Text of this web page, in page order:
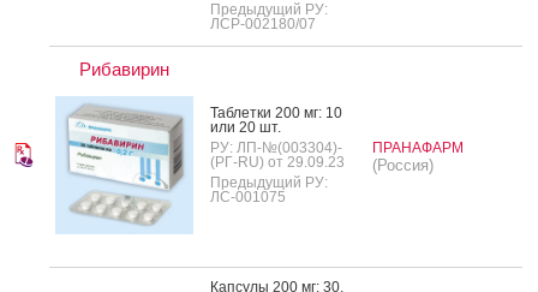
Предыдущий РУ:
ЛСР-002180/07
Рибавирин
Таб­летки 200 мг: 10
или 20 шт.
РУ: ЛП-№(003304)-
(РГ-RU) от 29.09.23
Предыдущий РУ:
ЛС-001075
ПРАНАФАРМ
(Россия)
Кап­су­лы 200 мг: 30,